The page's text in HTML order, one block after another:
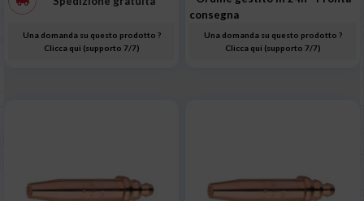
Una domanda su questo prodotto ?
Clicca qui (supporto 7/7)
consegna
Una domanda su questo prodotto ?
Clicca qui (supporto 7/7)